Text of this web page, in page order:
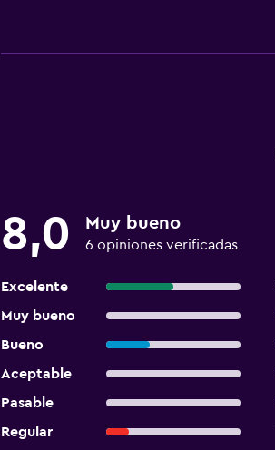
8,0 Muy bueno
6 opiniones verificadas
Excelente
Muy bueno
Bueno
Aceptable
Pasable
Regular